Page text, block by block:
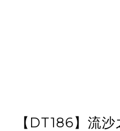
【DT186】流沙